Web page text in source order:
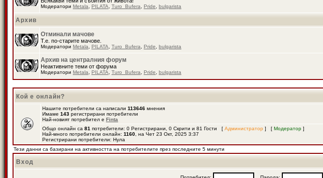
Модератори Metala PILATA Turo_Bufera Pride bulgarista
Архив
Отминали мачове
Т.е. по-старите мачове.
Модератори Metala PILATA Turo_Bufera Pride bulgarista
Архив на централния форум
Неактивните теми от форума
Модератори Metala PILATA Turo_Bufera Pride bulgarista
Кой е онлайн?
Нашите потребители са написали 113646 мнения
Имаме 143 регистрирани потребители
Най-новият потребител е Finta
Общо онлайн са 81 потребители: 0 Регистрирани, 0 Скрити и 81 Гости [ Администратор ] [ Модератор ]
Най-много потребители онлайн: 1160 , на Чет 23 Окт, 2025 3:37
Регистрирани потребители: Нула
Тези данни са базирани на активността на потребителите през последните 5 минути
Вход